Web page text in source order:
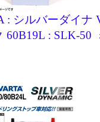
: シルバーダイナ
60B19L : SLK-50